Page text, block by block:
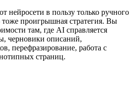
нейросети в пользу только ручного
проигрышная стратегия. Вы
там, где AI справляется
черновики описаний,
перефразирование, работа с
страниц.